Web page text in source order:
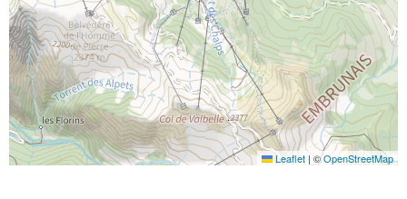
Leaflet | ©OpenStreetMap